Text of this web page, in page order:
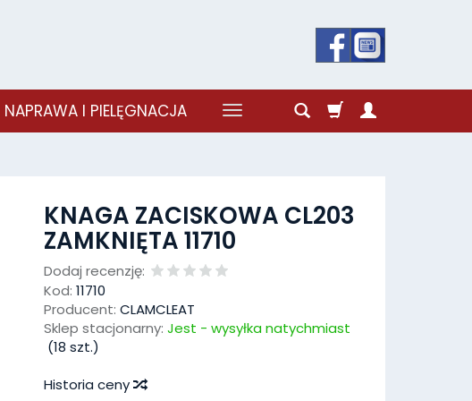
NAPRAWA I PIELĘGNACJA
KNAGA ZACISKOWA CL203
ZAMKNIĘTA 11710
Dodaj recenzję:
Kod: 11710
Producent: CLAMCLEAT
Sklep stacjonarny: Jest - wysyłka natychmiast
(18 szt.)
Historia ceny